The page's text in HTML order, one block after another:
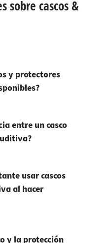
sobre cascos &
y protectores
entre un casco
usar cascos
al hacer
y la protección